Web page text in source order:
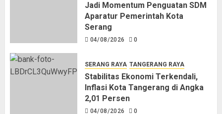
Jadi Momentum Penguatan SDM
Aparatur Pemerintah Kota
Serang
04/08/2026 0
SERANG RAYA TANGERANG RAYA
Stabilitas Ekonomi Terkendali,
Inflasi Kota Tangerang di Angka
2,01 Persen
04/08/2026 0